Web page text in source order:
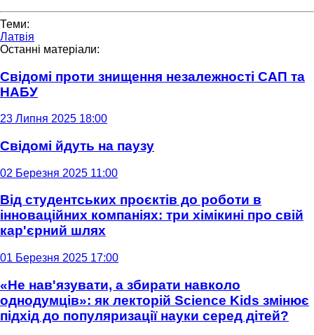
Теми:
Латвія
Останні матеріали:
Свідомі проти знищення незалежності САП та
НАБУ
23 Липня 2025 18:00
Свідомі йдуть на паузу
02 Березня 2025 11:00
Від студентських проєктів до роботи в
інноваційних компаніях: три хімікині про свій
кар'єрний шлях
01 Березня 2025 17:00
«Не нав'язувати, а збирати навколо
однодумців»: як лекторій Science Kids змінює
підхід до популяризації науки серед дітей?